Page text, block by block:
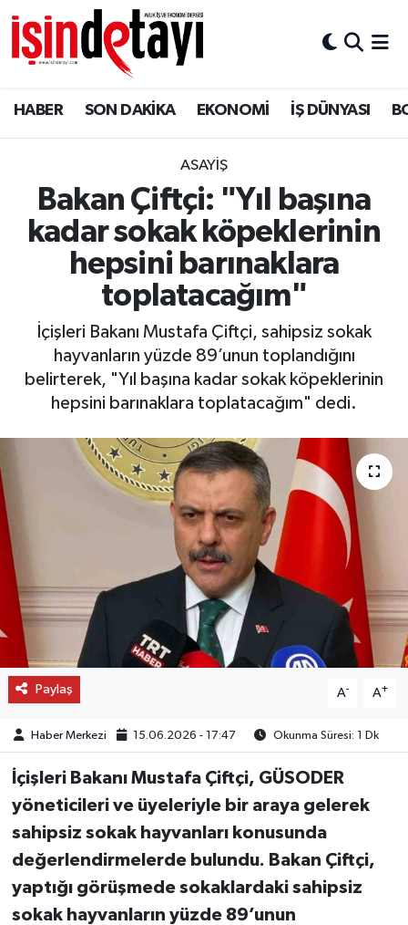
HABER SON DAKİKA EKONOMİ İŞ DÜNYASI
ASAYİŞ
Bakan Çiftçi: "Yıl başına
kadar sokak köpeklerinin
hepsini barınaklara
toplatacağım"
İçişleri Bakanı Mustafa Çiftçi, sahipsiz sokak
hayvanların yüzde 89’unun toplandığını
belirterek, "Yıl başına kadar sokak köpeklerinin
hepsini barınaklara toplatacağım" dedi.
Paylaş A- A+
Haber Merkezi 15.06.2026 - 17:47 Okunma Süresi: 1 Dk
İçişleri Bakanı Mustafa Çiftçi, GÜSODER
yöneticileri ve üyeleriyle bir araya gelerek
sahipsiz sokak hayvanları konusunda
değerlendirmelerde bulundu. Bakan Çiftçi,
yaptığı görüşmede sokaklardaki sahipsiz
sokak hayvanların yüzde 89’unun
DÜNYA
Eğitim
ENERJİ HABERİ
GAYRİMENKUL
LOJİSTİK
MAGAZİN
OTO DETAY
FİNANS
Nöbetçi Eczaneler
Hava Durumu
İstanbul Namaz Vakitleri
Trafik Durumu
Süper Lig Puan Durumu ve Fikstür
Tüm Manşetler
Son Dakika Haberleri
Haber Arşivi